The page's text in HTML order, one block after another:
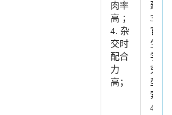
肉率
高 ；
4. 杂
交时
配合
力
高；
建
3. 器
官再
生医
学研
究模
型探
索
4. 作